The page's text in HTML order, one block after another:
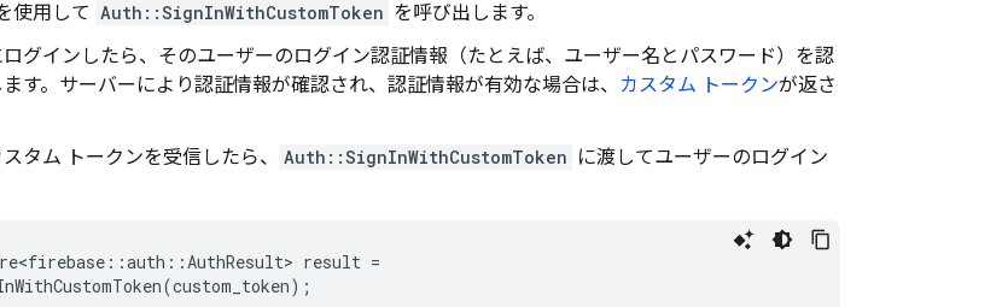
使用して Auth::SignInWithCustomToken を呼び出します。
ログインしたら、そのユーザーのログイン認証情報（たとえば、ユーザー名とパスワード）を認
ます。サーバーにより認証情報が確認され、認証情報が有効な場合は、 カスタム トークンが返さ
タム トークンを受信したら、
Auth::SignInWithCustomToken に渡してユーザーのログイン
::auth ::AuthResult> result =
(custom_token);